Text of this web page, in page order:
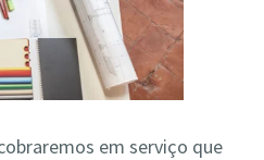
em serviço que